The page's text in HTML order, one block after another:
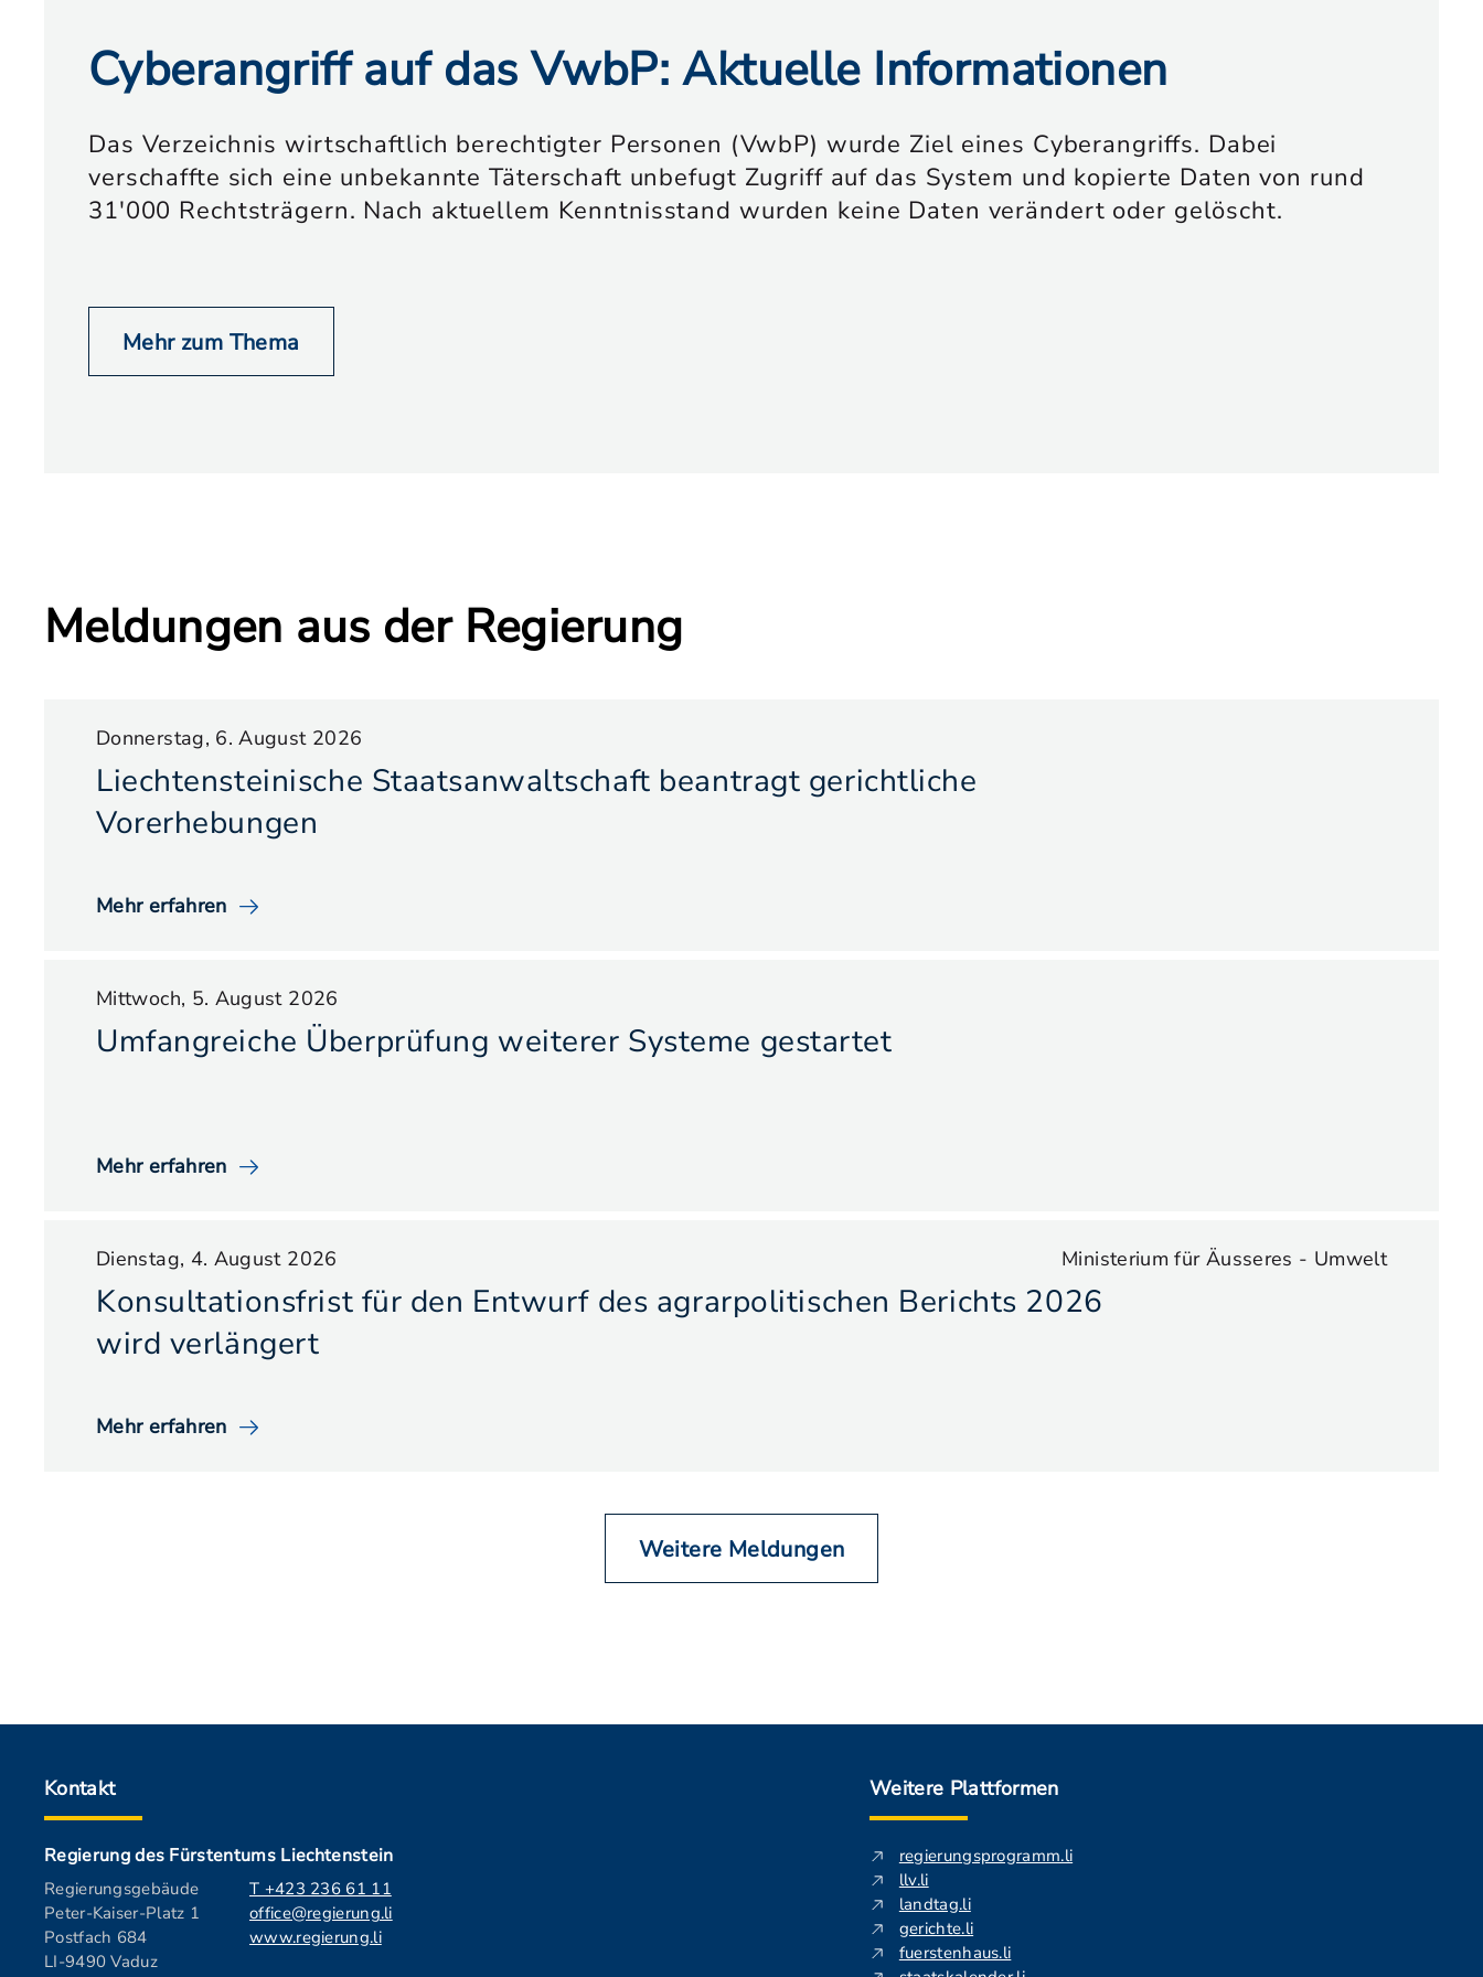
Cyberangriff auf das VwbP: Aktuelle Informationen
Das Verzeichnis wirtschaftlich berechtigter Personen (VwbP) wurde Ziel eines Cyberangriffs. Dabei
verschaffte sich eine unbekannte Täterschaft unbefugt Zugriff auf das System und kopierte Daten von rund
31'000 Rechtsträgern. Nach aktuellem Kenntnisstand wurden keine Daten verändert oder gelöscht.
Mehr zum Thema
Meldungen aus der Regierung
Donnerstag, 6. August 2026
Liechtensteinische Staatsanwaltschaft beantragt gerichtliche
Vorerhebungen
Mehr erfahren
Mittwoch, 5. August 2026
Umfangreiche Überprüfung weiterer Systeme gestartet
Mehr erfahren
Dienstag, 4. August 2026 Ministerium für Äusseres - Umwelt
Konsultationsfrist für den Entwurf des agrarpolitischen Berichts 2026
wird verlängert
Mehr erfahren
Weitere Meldungen
Kontakt
Regierung des Fürstentums Liechtenstein
Regierungsgebäude
Peter-Kaiser-Platz 1
Postfach 684
LI-9490 Vaduz
T +423 236 61 11
office@regierung.li
www.regierung.li
Weitere Plattformen
regierungsprogramm.li
llv.li
landtag.li
gerichte.li
fuerstenhaus.li